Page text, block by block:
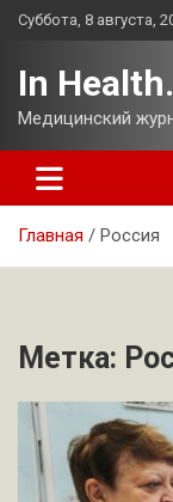
Перейти
Суббота, 8 августа,
In Health.
Медицинский
Главная Россия
Метка: